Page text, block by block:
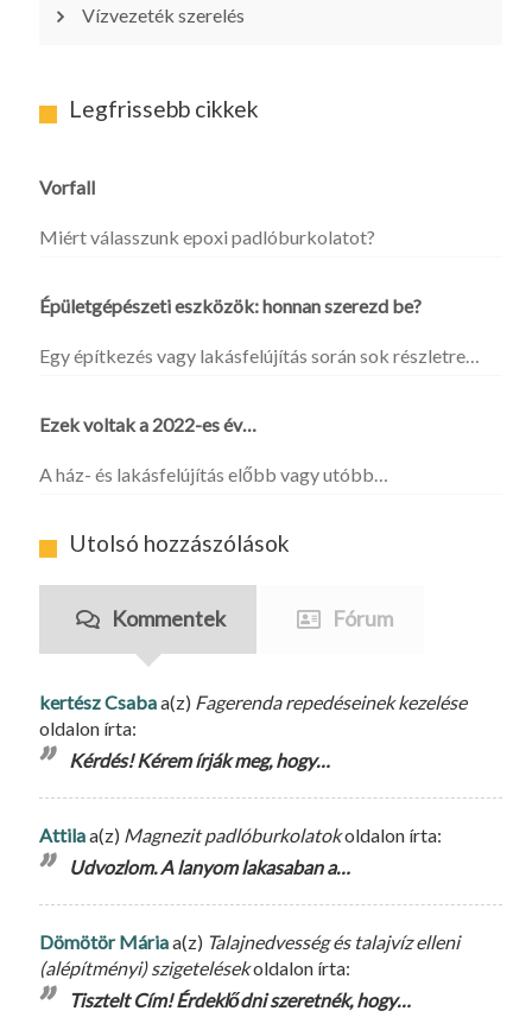
Vízvezeték szerelés
Legfrissebb cikkek
Vorfall
Miért válasszunk epoxi padlóburkolatot?
Épületgépészeti eszközök: honnan szerezd be?
Egy építkezés vagy lakásfelújítás során sok részletre…
Ezek voltak a 2022-es év…
A ház- és lakásfelújítás előbb vagy utóbb…
Utolsó hozzászólások
Kommentek Fórum
kertész Csabaa(z) Fagerenda repedéseinek kezelése
oldalon írta:
Kérdés! Kérem írják meg, hogy…
Attilaa(z) Magnezit padlóburkolatokoldalon írta:
Udvozlom. A lanyom lakasaban a…
Dömötör Máriaa(z) Talajnedvesség és talajvíz elleni
(alépítményi) szigetelésekoldalon írta:
Tisztelt Cím! Érdeklődni szeretnék, hogy…